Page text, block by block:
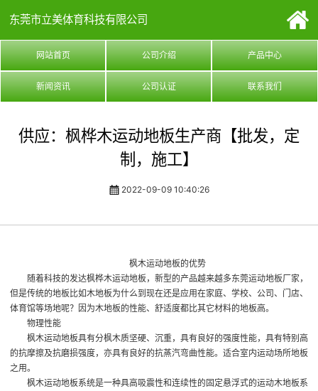
东莞市立美体育科技有限公司
网站首页 公司介绍 产品中心
新闻资讯 公司认证 联系我们
供应：枫桦木运动地板生产商【批发，定
制，施工】
2022-09-09 10:40:26
枫木运动地板的优势
随着科技的发达枫桦木运动地板 ，新型的产品越来越多东莞运动地板厂家 ，
但是传统的地板比如木地板为什么到现在还是应用在家庭、学校、公司、门店、
体育馆等场地呢？因为木地板的性能、舒适度都比其它材料的地板高。
物理性能
枫木运动地板具有分枫木质坚硬、沉重，具有良好的强度性能，具有特别高
的抗摩擦及抗磨损强度，亦具有良好的抗蒸汽弯曲性能。适合室内运动场所地板
之用。
枫木运动地板系统是一种具高吸震性和连续性的固定悬浮式的运动木地板系